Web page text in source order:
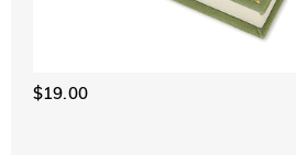
$19.00